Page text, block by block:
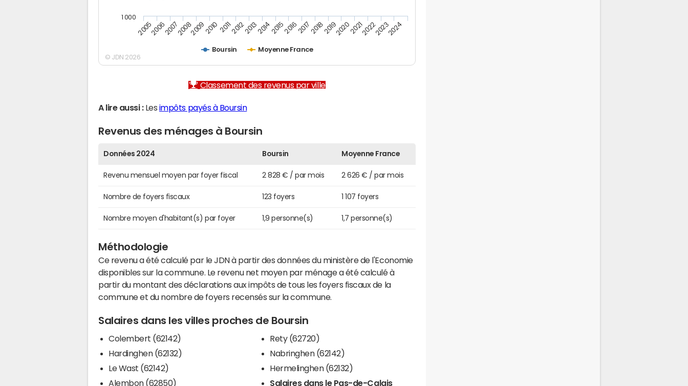
Boursin Moyenne France
200520062007200820092010 20112012201320142015201620172018201920202021202220232024
1 000
© JDN 2026
Classement des revenus par ville
A lire aussi :Les impôts payés à Boursin
Revenus des ménages à Boursin
Données 2024 Boursin Moyenne France
Revenu mensuel moyen par foyer fiscal 2 828 € / par mois 2 626 € / par mois
Nombre de foyers fiscaux 123 foyers 1 107 foyers
Nombre moyen d'habitant(s) par foyer 1,9 personne(s) 1,7 personne(s)
Méthodologie
Ce revenu a été calculé par le JDN à partir des données du ministère de l'Economie
disponibles sur la commune. Le revenu net moyen par ménage a été calculé à
partir du montant des déclarations aux impôts de tous les foyers fiscaux de la
commune et du nombre de foyers recensés sur la commune.
Salaires dans les villes proches de Boursin
Colembert (62142)
Hardinghen (62132)
Le Wast (62142)
Alembon (62850)
Rety (62720)
Nabringhen (62142)
Hermelinghen (62132)
Salaires dans le Pas-de-Calais